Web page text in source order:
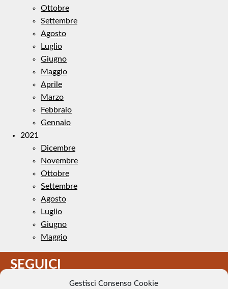
Gestisci Consenso Cookie
Ottobre
Settembre
Agosto
Luglio
Giugno
Maggio
Aprile
Marzo
Febbraio
Gennaio
2021
Dicembre
Novembre
Ottobre
Settembre
Agosto
Luglio
Giugno
Maggio
SEGUICI